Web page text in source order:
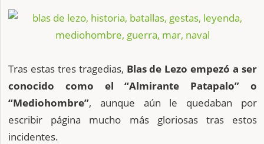
Tras estas tres tragedias, Blas de Lezo empezó a ser
conocido como el “Almirante Patapalo” o
“Mediohombre”, aunque aún le quedaban por
escribir página mucho más gloriosas tras estos
incidentes.